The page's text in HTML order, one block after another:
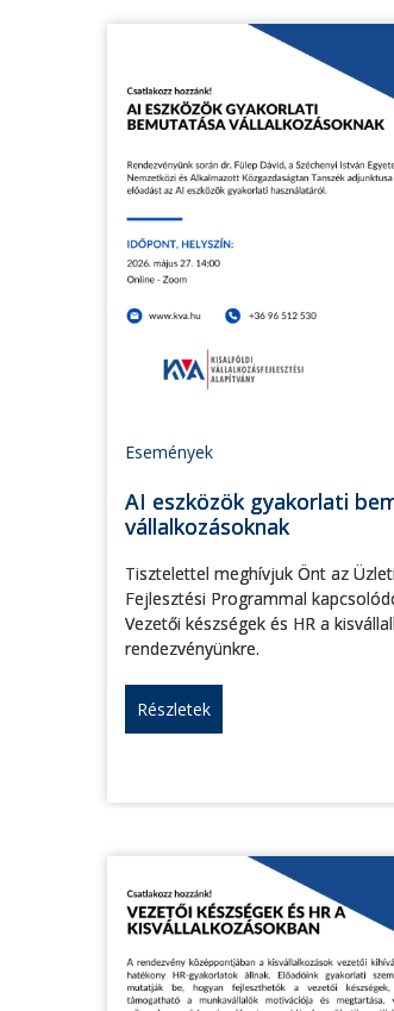
Események
AI eszközök gyakorlati
vállalkozásoknak
Tisztelettel meghívjuk Önt az
Fejlesztési Programmal
Vezetői készségek és HR a
rendezvényünkre.
Részletek